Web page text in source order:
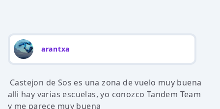
arantxa
Castejon de Sos es una zona de vuelo muy buena
alli hay varias escuelas, yo conozco Tandem Team
y me parece muy buena